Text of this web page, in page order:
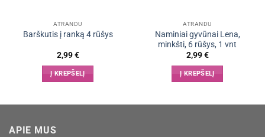
ATRANDU
Barškutis į ranką 4 rūšys
2,99€
Į KREPŠELĮ
ATRANDU
Naminiai gyvūnai Lena,
minkšti, 6 rūšys, 1 vnt
2,99€
Į KREPŠELĮ
APIE MUS